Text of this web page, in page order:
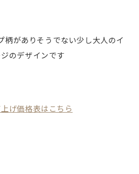
柄がありそうでない少し大人のイ
ジのデザインです
げ価格表はこちら